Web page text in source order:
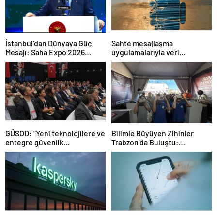
İstanbul’dan Dünyaya Güç
Mesajı: Saha Expo 2026
Rekorlarla Kapılarını Kapattı
Sahte mesajlaşma
uygulamalarıyla veri
sızdırıyorlar- Haber Şafak
GÜSOD: “Yeni teknolojilere ve
entegre güvenlik
sistemlerine önem artacak”-
Haber Şafak
Bilimle Büyüyen Zihinler
Trabzon’da Buluştu:
STEAMFEST’te Bilim Rüzgârı
Esti!- Haber Şafak